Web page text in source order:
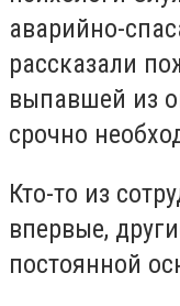
аварийно-
рассказали
выпавшей из
срочно
Кто-то из
впервые,
постоянной